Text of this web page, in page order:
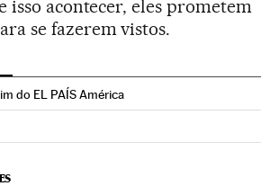
isso acontecer, eles prometem
se fazerem vistos.
do EL PAÍS América
en Instagram